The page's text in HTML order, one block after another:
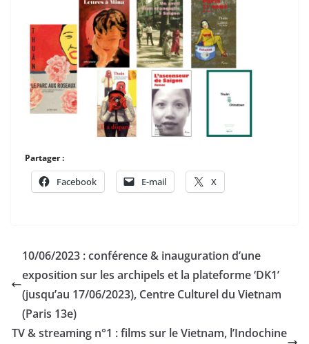
Partager :
Facebook E-mail X
10/06/2023 : conférence & inauguration d’une
exposition sur les archipels et la plateforme ‘DK1’
(jusqu’au 17/06/2023), Centre Culturel du Vietnam
(Paris 13e)
TV & streaming n°1 : films sur le Vietnam, l’Indochine